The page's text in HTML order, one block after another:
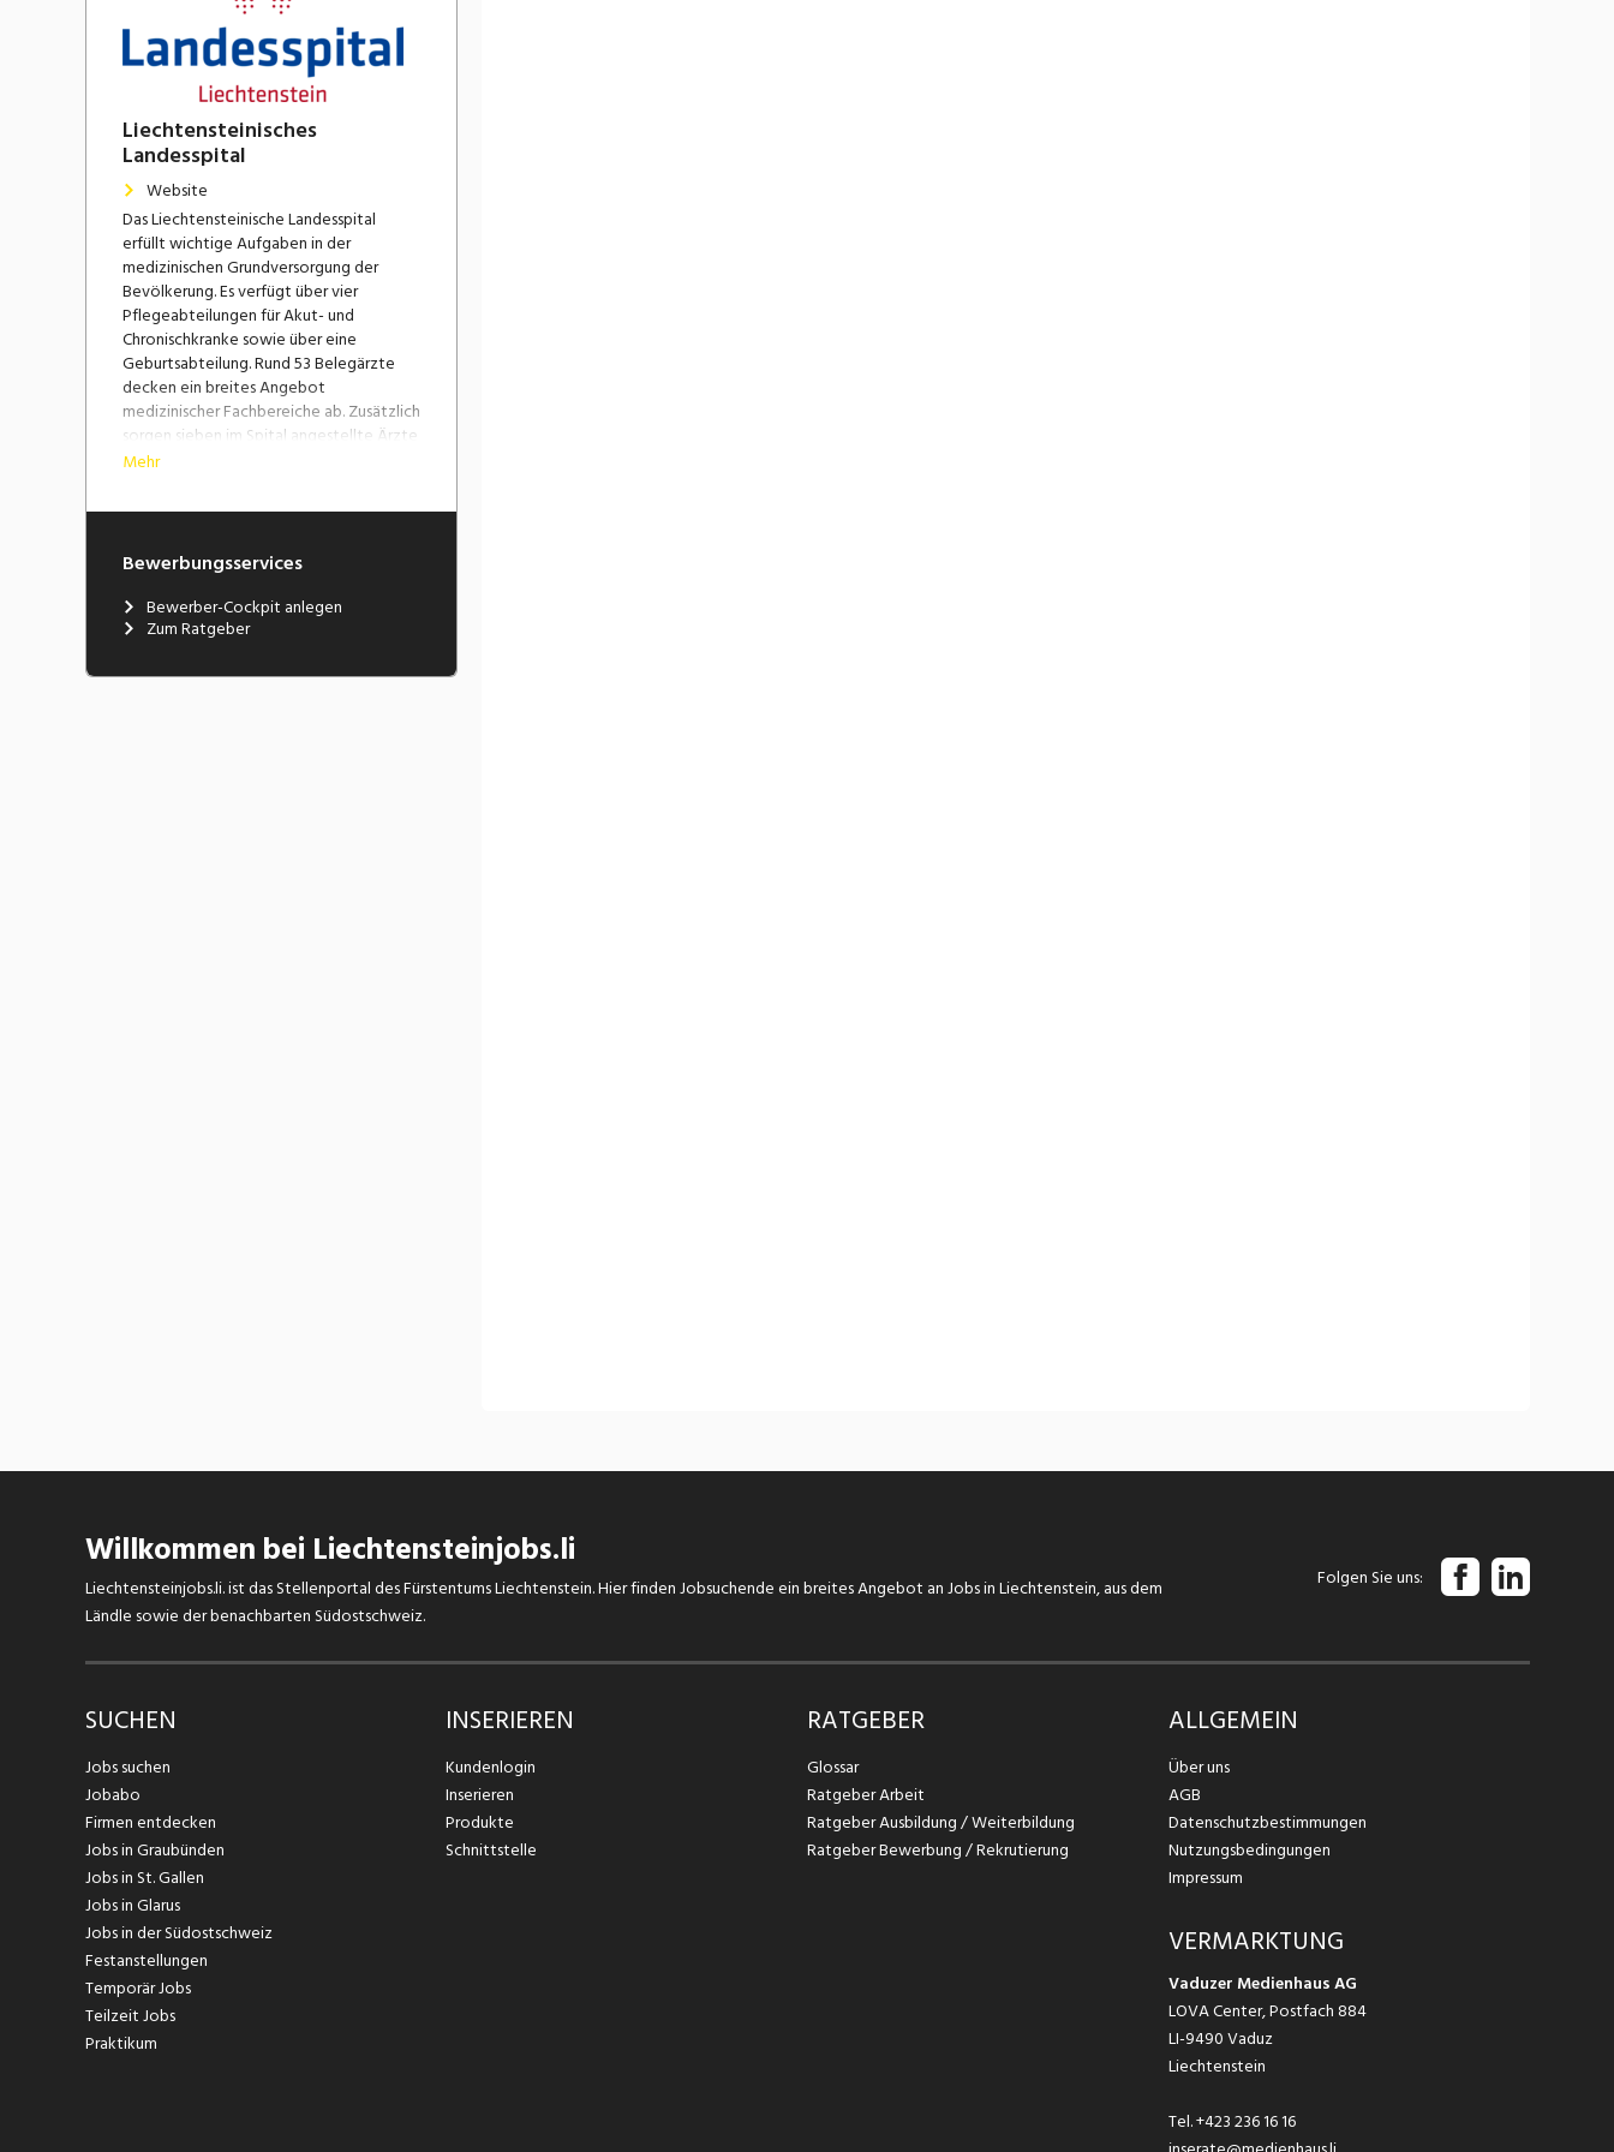
Liechtensteinisches
Landesspital
Website
Das Liechtensteinische Landesspital
erfüllt wichtige Aufgaben in der
medizinischen Grundversorgung der
Bevölkerung. Es verfügt über vier
Pflegeabteilungen für Akut- und
Chronischkranke sowie über eine
Geburtsabteilung. Rund 53 Belegärzte
decken ein breites Angebot
medizinischer Fachbereiche ab. Zusätzlich
sorgen sieben im Spital angestellte Ärzte
für eine durchgehende
Mehr
Bewerbungsservices
Bewerber-Cockpit anlegen
Zum Ratgeber
Willkommen bei Liechtensteinjobs.li
Liechtensteinjobs.li. ist das Stellenportal des Fürstentums Liechtenstein. Hier finden Jobsuchende ein breites Angebot an Jobs in Liechtenstein, aus dem
Ländle sowie der benachbarten Südostschweiz.
Folgen Sie uns
SUCHEN
Jobs suchen
Jobabo
Firmen entdecken
Jobs in Graubünden
Jobs in St. Gallen
Jobs in Glarus
Jobs in der Südostschweiz
Festanstellungen
Temporär Jobs
Teilzeit Jobs
Praktikum
INSERIEREN
Kundenlogin
Inserieren
Produkte
Schnittstelle
RATGEBER
Glossar
Ratgeber Arbeit
Ratgeber Ausbildung / Weiterbildung
Ratgeber Bewerbung / Rekrutierung
ALLGEMEIN
Über uns
AGB
Datenschutzbestimmungen
Nutzungsbedingungen
Impressum
VERMARKTUNG
Vaduzer Medienhaus AG
LOVA Center, Postfach 884
LI-9490 Vaduz
Liechtenstein
Tel.+423 236 16 16